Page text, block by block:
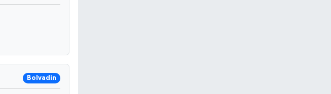
Bolvadin